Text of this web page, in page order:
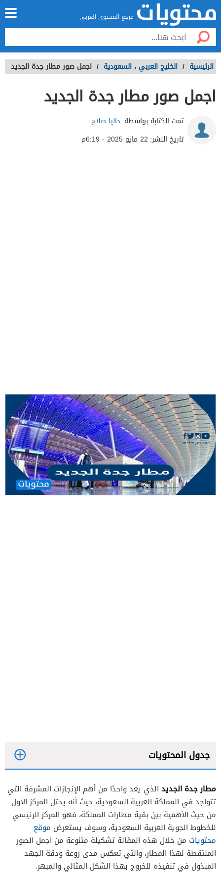
مرجع المحتوى العربي
الرئيسية / الخليج العربي ، السعودية / اجمل صور مطار جدة الجديد
اجمل صور مطار جدة الجديد
تمت الكتابة بواسطة:داليا صلاح
تاريخ النشر: 22 مايو 2025 - 6:19م
جدول المحتويات
الصالة الشمالية
الصالة الجنوبية
مطار جدة الجديد الذي يعد واحدًا من أهم الإنجازات المشرفة التي
تتواجد في المملكة العربية السعودية، حيث أنه يحتل المركز الأول
من حيث الأهمية بين بقية مطارات المملكة، فهو المركز الرئيسي
للخطوط الجوية العربية السعودية، وسوف يستعرض موقع
محتويات من خلال هذه المقالة تشكيلة متنوعة من اجمل الصور
الملتقطة لهذا المطار، والتي تعكس مدى روعة ودقة الجهد
المبذول في تنفيذه للخروج بهذا الشكل المثالي والمبهر.